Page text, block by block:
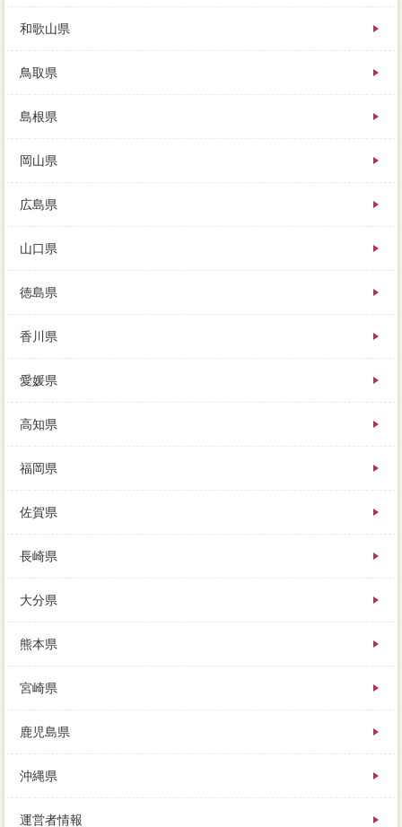
和歌山県
鳥取県
島根県
岡山県
広島県
山口県
徳島県
香川県
愛媛県
高知県
福岡県
佐賀県
長崎県
大分県
熊本県
宮崎県
鹿児島県
沖縄県
運営者情報